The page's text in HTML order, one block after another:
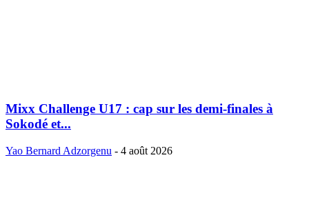
Mixx Challenge U17 : cap sur les demi-finales à
Sokodé et...
Yao Bernard Adzorgenu - 4 août 2026